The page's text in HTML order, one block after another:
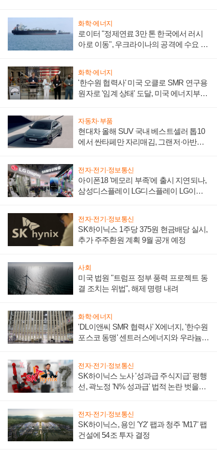
화학·에너지
로이터 "정제연료 3만 톤 한국에서 러시
아로 이동", 우크라이나의 공격에 수요 늘
화학·에너지
'한수원 협력사' 미국 오클로 SMR 연구용
원자로 '임계 상태' 도달, 미국 에너지부
자동차·부품
현대차 올해 SUV 국내 베스트셀러 톱10
에서 싼타페만 자리매김, 그랜저·아반떼
전자·전기·정보통신
아이폰18 '메모리 부족'에 출시 지연되나,
삼성디스플레이 LG디스플레이 LG이노
전자·전기·정보통신
SK하이닉스 1주당 375원 현금배당 실시,
추가 주주환원 계획 9월 공개 예정
사회
미국 법원 "트럼프 정부 풍력 프로젝트 동
결 조치는 위법", 해제 명령 내려
화학·에너지
'DL이앤씨 SMR 협력사' X에너지, '한수원
포스코 동맹' 센트러스에너지와 우라늄
전자·전기·정보통신
SK하이닉스 노사 '성과급 주식지급' 평행
선, 곽노정 'N% 성과급' 법적 논란 벗을지
전자·전기·정보통신
SK하이닉스, 용인 'Y2' 팹과 청주 'M17' 팹
건설에 54조 투자 결정